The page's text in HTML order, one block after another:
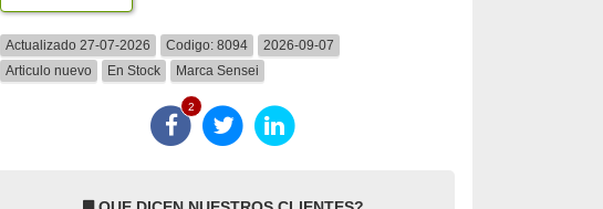
Actualizado 27-07-2026 Codigo:8094
2026-09-07
Articulo nuevo
En Stock MarcaSensei
2